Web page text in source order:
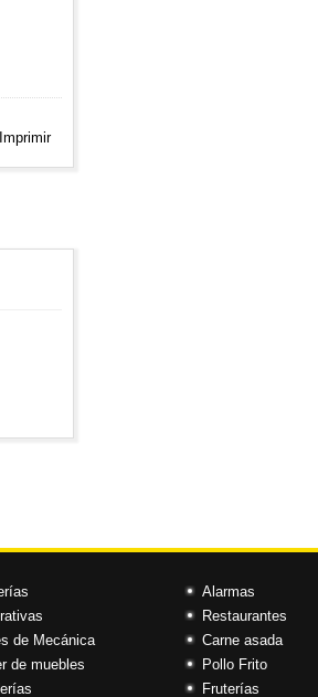
Imprimir
de Mecánica
de muebles
Alarmas
Restaurantes
Carne asada
Pollo Frito
Fruterías